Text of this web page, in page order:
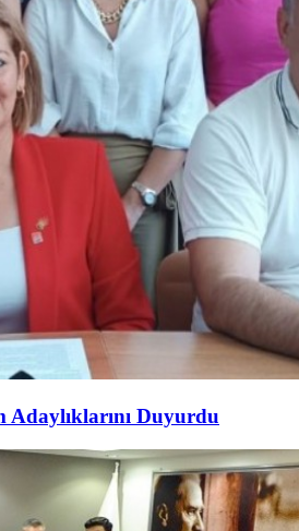
Adaylıklarını Duyurdu